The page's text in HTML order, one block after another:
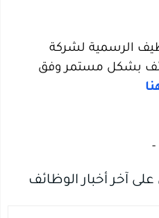
الرسمية لشركة
بشكل مستمر وفق
-‏
آخر أخبار الوظائف